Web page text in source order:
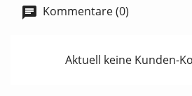
Kommentare (0)
Aktuell keine Kunden-